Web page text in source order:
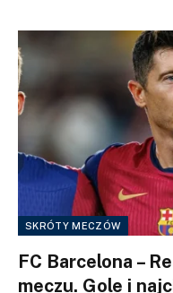
SKRÓTY MECZÓW
FC Barcelona –
meczu. Gole i